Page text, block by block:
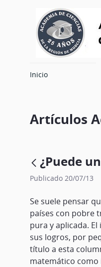
Inicio
Artículos
¿Puede
Publicado 20/07/13
Se suele pensar
países con pobre
pura y aplicada.
sus logros, por
título a esta
matemático como